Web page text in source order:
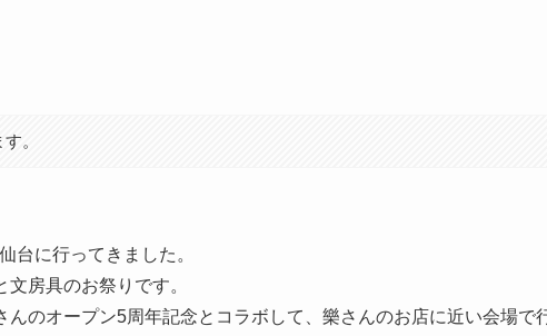
。
台に行ってきました。
房具のお祭りです。
のオープン5周年記念とコラボして、樂さんのお店に近い会場で